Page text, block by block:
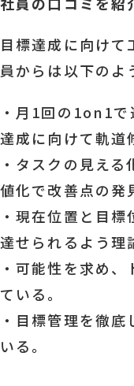
目標達成に向けて
員からは以下のよ
・月1回の1on1
達成に向けて軌道
・タスクの見え
値化で改善点の発
・現在位置と目
達せられるよう理
・可能性を求め
ている。
・目標管理を徹
いる。